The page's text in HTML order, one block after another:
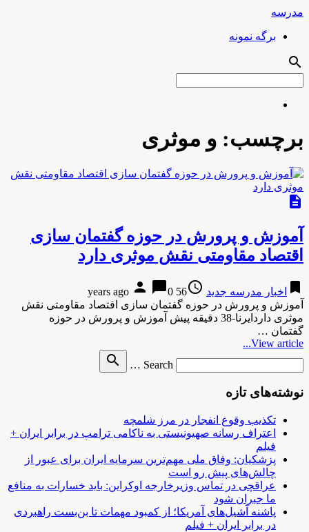
مدرسه
برگه نمونه
search
برچسب: و موثری
description
آموزش و پرورش در حوزه گفتمان سازی
اقتصاد مقاومتی نقش موثری دارد
bookmark اخبار مدرسه جدید access_time
56 years ago
person chat_bubble0
آموزش و پرورش در حوزه گفتمان سازی اقتصاد مقاومتی نقش
موثری داردایرنا-38 دقیقه پیش آموزش و پرورش در حوزه
گفتمان …
View article...
Search …
search
نوشته‌های تازه
تکذیب وقوع انفجار در مرز شلمچه
اعتراف رسانه صهیونیستی به ناکامی ترامپ در برابر ایران +
فیلم
پزشکیان: وفاق ملی مهم‌ترین سرمایه ایران برای عبور از
چالش‌های پیش رو است
عراقچی در تماس وزیرخارجه اوکراین: باید خسارات به منافع
ما جبران شود
پاشنه آشیل‌های آمریکا؛ از کمبود مهمات تا بن‌بست راهبردی
در برابر ایران + فیلم